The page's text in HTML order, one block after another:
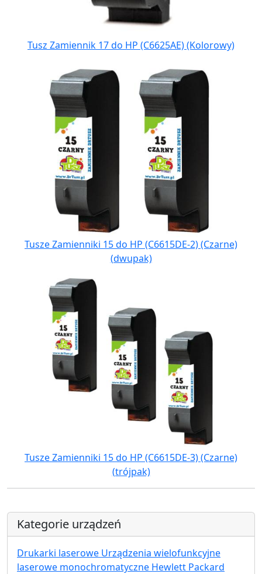
Tusz Zamiennik 17 do HP (C6625AE) (Kolorowy)
Tusze Zamienniki 15 do HP (C6615DE-2) (Czarne)
(dwupak)
Tusze Zamienniki 15 do HP (C6615DE-3) (Czarne)
(trójpak)
Kategorie urządzeń
Drukarki laserowe Urządzenia wielofunkcyjne
laserowe monochromatyczne Hewlett Packard